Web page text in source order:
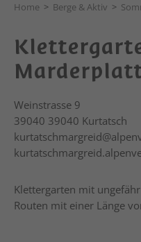
Home > Berge & Aktiv >
Weinstrasse 9
39040 39040 Kurtatsch
Klettergarten mit
Routen mit einer Länge